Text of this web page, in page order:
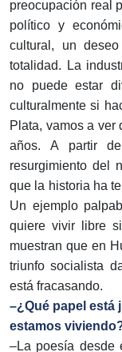
preocupación real
político y
cultural, un
totalidad. La
no puede estar
culturalmente si
Plata, vamos a ver
años. A partir
resurgimiento del
que la historia ha
Un ejemplo
quiere vivir libre
muestran que en
triunfo socialista
está fracasando.
–¿Qué papel está
estamos
–La poesía desde